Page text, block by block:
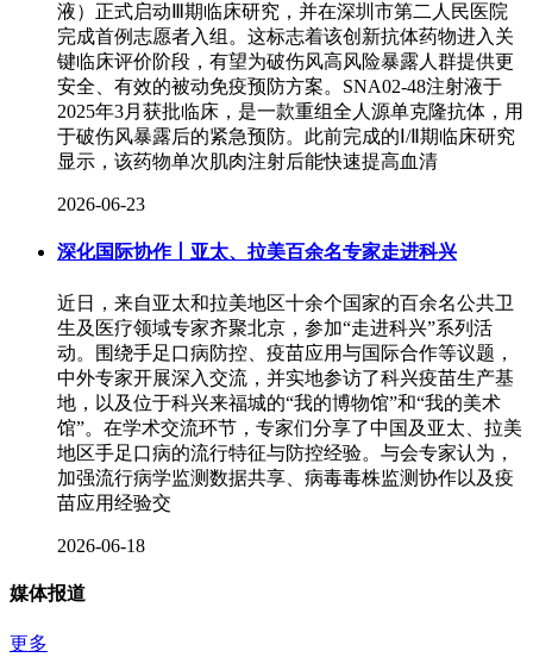
液）正式启动Ⅲ期临床研究，并在深圳市第二人民医院
完成首例志愿者入组。这标志着该创新抗体药物进入关
键临床评价阶段，有望为破伤风高风险暴露人群提供更
安全、有效的被动免疫预防方案。SNA02-48注射液于
2025年3月获批临床，是一款重组全人源单克隆抗体，用
于破伤风暴露后的紧急预防。此前完成的Ⅰ/Ⅱ期临床研究
显示，该药物单次肌肉注射后能快速提高血清
2026-06-23
深化国际协作丨亚太、拉美百余名专家走进科兴
近日，来自亚太和拉美地区十余个国家的百余名公共卫
生及医疗领域专家齐聚北京，参加“走进科兴”系列活
动。围绕手足口病防控、疫苗应用与国际合作等议题，
中外专家开展深入交流，并实地参访了科兴疫苗生产基
地，以及位于科兴来福城的“我的博物馆”和“我的美术
馆”。在学术交流环节，专家们分享了中国及亚太、拉美
地区手足口病的流行特征与防控经验。与会专家认为，
加强流行病学监测数据共享、病毒毒株监测协作以及疫
苗应用经验交
2026-06-18
媒体报道
更多